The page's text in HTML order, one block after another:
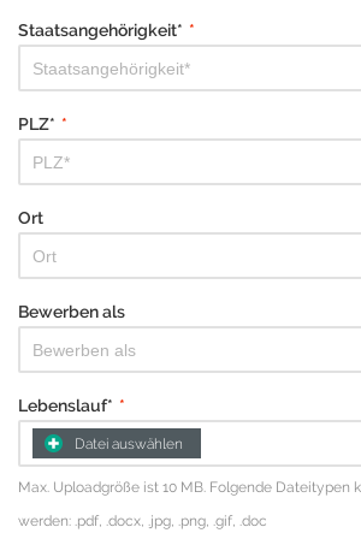
Staatsangehörigkeit* *
PLZ* *
Ort
Bewerben als
Lebenslauf* *
Datei auswählen
Max. Uploadgröße ist 10 MB. Folgende Dateitypen
werden: .pdf, .docx, .jpg, .png, .gif, .doc